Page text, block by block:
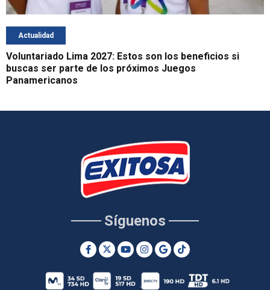
Actualidad
Voluntariado Lima 2027: Estos son los beneficios si
buscas ser parte de los próximos Juegos
Panamericanos
Síguenos